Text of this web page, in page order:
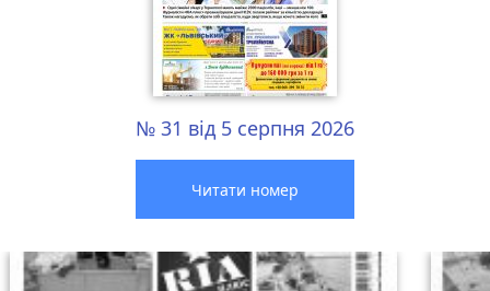
№ 31 від 5 серпня 2026
Читати номер